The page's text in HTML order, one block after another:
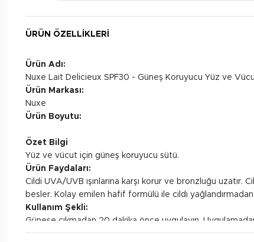
ÜRÜN ÖZELLIKLERI
Ürün Adı:
Nuxe Lait Delicieux SPF30 - Güneş Koruyucu Yüz ve
Ürün Markası:
Nuxe
Ürün Boyutu:
Özet Bilgi
Yüz ve vücut için güneş koruyucu sütü.
Ürün Faydaları:
Cildi UVA/UVB ışınlarına karşı korur ve bronzluğu uzatır.
besler. Kolay emilen hafif formülü ile cildi yağlandırmadan
Kullanım Şekli:
Güneşe çıkmadan 20 dakika önce uygulayın.
Sık sık ve bol miktarda uygulayın. Yüz için; avuç içine bir